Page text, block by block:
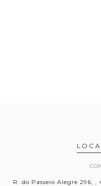
R. do Passeio Alegre 296,